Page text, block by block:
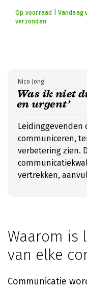
Op voorraad | Vandaag
verzonden
Was ik niet
en urgent’
Nico Jong
Leidinggevenden
communiceren,
verbetering zien.
vertrekken,
Waarom is
van elke
Communicatie